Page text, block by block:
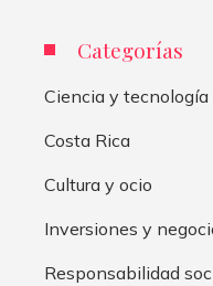
Categorías
Ciencia y tecnología
Costa Rica
Cultura y ocio
Inversiones y
Responsabilidad